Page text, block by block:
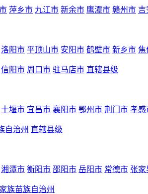
萍乡市 九江市 新余市 鹰潭市 赣州市 吉
洛阳市 平顶山市 安阳市 鹤壁市 新乡市 焦
信阳市 周口市 驻马店市 直辖县级
十堰市 宜昌市 襄阳市 鄂州市 荆门市 孝感
自治州 直辖县级
湘潭市 衡阳市 邵阳市 岳阳市 常德市 张家
族苗族自治州